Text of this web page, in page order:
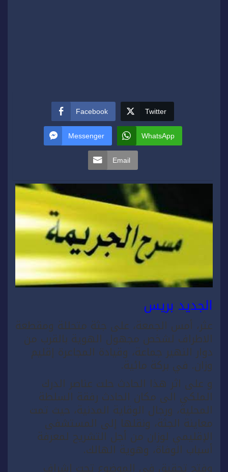
Facebook Twitter
Messenger WhatsApp
Email
الجديد بريس
عثر، أمس الجمعة، على جثة متحللة ومقطعة
الاطراف لشخص مجهول الهوية بالقرب من
دوار النهير جماعة، وقيادة المجاعرة إقليم
وزان. في بركة مائية.
و على اثر هذا الحادث حلت عناصر الدرك
الملكي الى مكان الحادث رفقة السلطة
المحلية، ورجال الوقاية المدنية، حيث تمت
معاينة الجثة، ونقلها إلى المستشفى
الإقليمي لوزان من أجل التشريح لمعرفة
أسباب الوفاة، وهوية الهالك.
وفتح تحقيق في الموضوع تحت إشراف